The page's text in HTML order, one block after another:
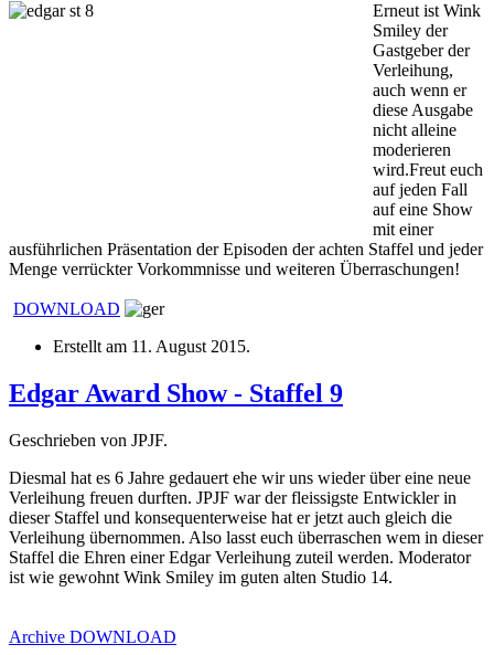
Erneut ist Wink
Smiley der
Gastgeber der
Verleihung,
auch wenn er
diese Ausgabe
nicht alleine
moderieren
wird.Freut euch
auf jeden Fall
auf eine Show
mit einer
ausführlichen Präsentation der Episoden der achten Staffel und jeder
Menge verrückter Vorkommnisse und weiteren Überraschungen!
DOWNLOAD
Erstellt am 11. August 2015.
Edgar Award Show - Staffel 9
Geschrieben von JPJF.
Diesmal hat es 6 Jahre gedauert ehe wir uns wieder über eine neue
Verleihung freuen durften. JPJF war der fleissigste Entwickler in
dieser Staffel und konsequenterweise hat er jetzt auch gleich die
Verleihung übernommen. Also lasst euch überraschen wem in dieser
Staffel die Ehren einer Edgar Verleihung zuteil werden. Moderator
ist wie gewohnt Wink Smiley im guten alten Studio 14.
Archive DOWNLOAD